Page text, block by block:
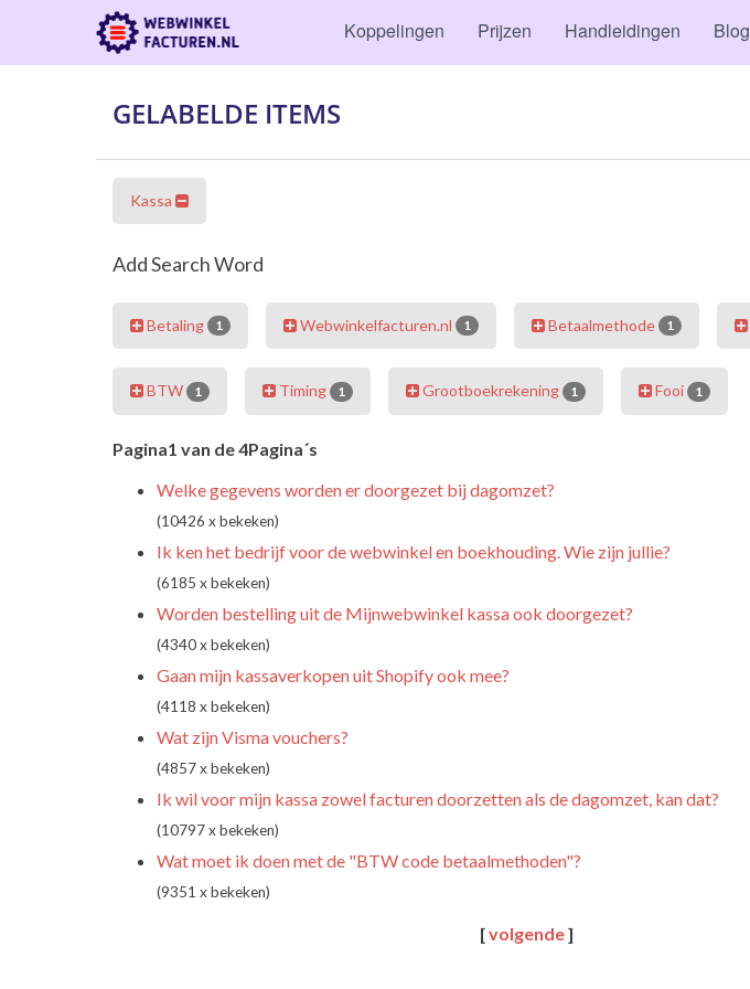
Koppelingen Prijzen Handleidingen Blog
GELABELDE ITEMS
Kassa
Add Search Word
Betaling 1 Webwinkelfacturen.nl 1 Betaalmethode 1
BTW 1 Timing 1 Grootboekrekening 1 Fooi 1
Pagina1 van de 4Pagina´s
Welke gegevens worden er doorgezet bij dagomzet?
(10426 x bekeken)
Ik ken het bedrijf voor de webwinkel en boekhouding. Wie zijn jullie?
(6185 x bekeken)
Worden bestelling uit de Mijnwebwinkel kassa ook doorgezet?
(4340 x bekeken)
Gaan mijn kassaverkopen uit Shopify ook mee?
(4118 x bekeken)
Wat zijn Visma vouchers?
(4857 x bekeken)
Ik wil voor mijn kassa zowel facturen doorzetten als de dagomzet, kan dat?
(10797 x bekeken)
Wat moet ik doen met de "BTW code betaalmethoden"?
(9351 x bekeken)
[volgende]